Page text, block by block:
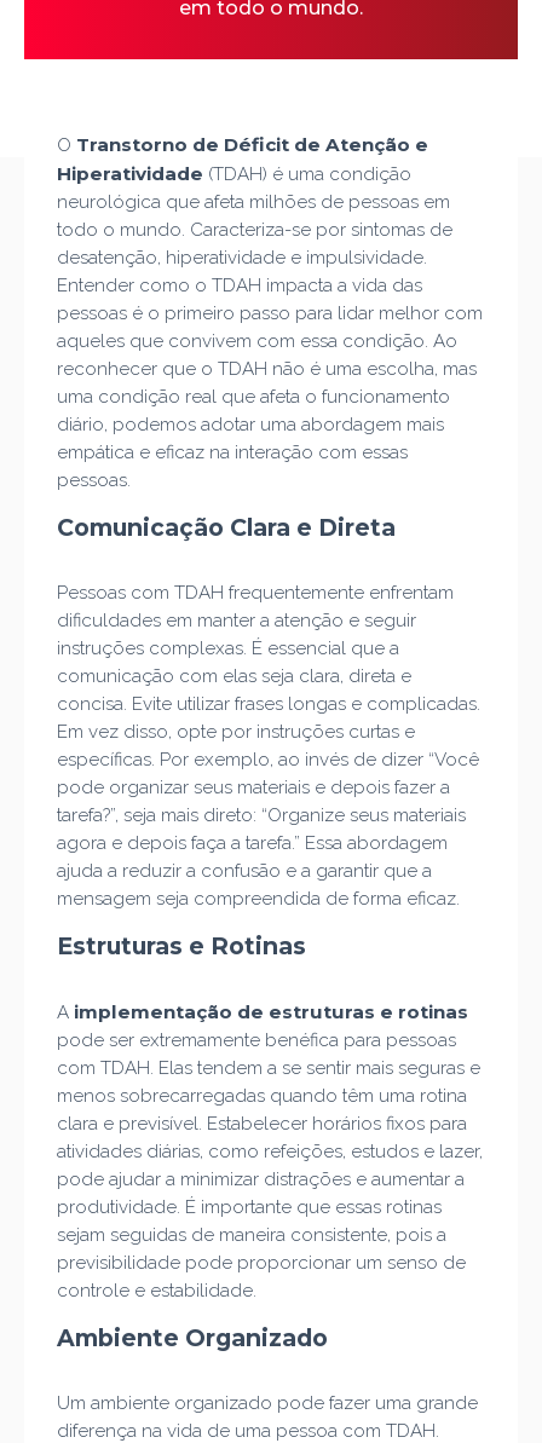
em todo o mundo.
O Transtorno de Déficit de Atenção e
Hiperatividade (TDAH) é uma condição
neurológica que afeta milhões de pessoas em
todo o mundo. Caracteriza-se por sintomas de
desatenção, hiperatividade e impulsividade.
Entender como o TDAH impacta a vida das
pessoas é o primeiro passo para lidar melhor com
aqueles que convivem com essa condição. Ao
reconhecer que o TDAH não é uma escolha, mas
uma condição real que afeta o funcionamento
diário, podemos adotar uma abordagem mais
empática e eficaz na interação com essas
pessoas.
Comunicação Clara e Direta
Pessoas com TDAH frequentemente enfrentam
dificuldades em manter a atenção e seguir
instruções complexas. É essencial que a
comunicação com elas seja clara, direta e
concisa. Evite utilizar frases longas e complicadas.
Em vez disso, opte por instruções curtas e
específicas. Por exemplo, ao invés de dizer “Você
pode organizar seus materiais e depois fazer a
tarefa?”, seja mais direto: “Organize seus materiais
agora e depois faça a tarefa.” Essa abordagem
ajuda a reduzir a confusão e a garantir que a
mensagem seja compreendida de forma eficaz.
Estruturas e Rotinas
A implementação de estruturas e rotinas
pode ser extremamente benéfica para pessoas
com TDAH. Elas tendem a se sentir mais seguras e
menos sobrecarregadas quando têm uma rotina
clara e previsível. Estabelecer horários fixos para
atividades diárias, como refeições, estudos e lazer,
pode ajudar a minimizar distrações e aumentar a
produtividade. É importante que essas rotinas
sejam seguidas de maneira consistente, pois a
previsibilidade pode proporcionar um senso de
controle e estabilidade.
Ambiente Organizado
Um ambiente organizado pode fazer uma grande
diferença na vida de uma pessoa com TDAH.